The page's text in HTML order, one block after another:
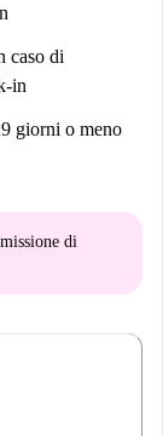
caso di
in
giorni o meno
di